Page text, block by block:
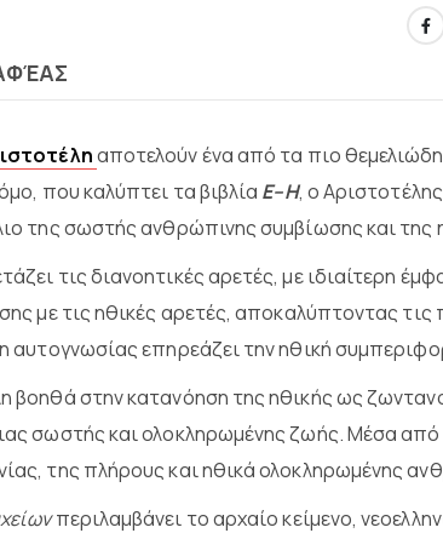
αποτελούν ένα από τα πιο
που καλύπτει τα βιβλία Ε–Η, ο
της σωστής ανθρώπινης συμβίωσης και της
τις διανοητικές αρετές, με ιδιαίτερη
με τις ηθικές αρετές, αποκαλύπτοντας
αυτογνωσίας επηρεάζει την ηθική
βοηθά στην κατανόηση της ηθικής ως
σωστής και ολοκληρωμένης ζωής. Μέσα από
της πλήρους και ηθικά ολοκληρωμένης
περιλαμβάνει το αρχαίο κείμενο,